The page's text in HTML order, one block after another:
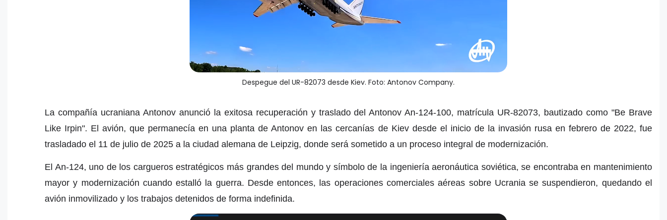
Despegue del UR-82073 desde Kiev. Foto: Antonov Company.
La compañía ucraniana Antonov anunció la exitosa recuperación y traslado del Antonov An-124-100, matrícula UR-82073, bautizado como "Be Brave
Like Irpin". El avión, que permanecía en una planta de Antonov en las cercanías de Kiev desde el inicio de la invasión rusa en febrero de 2022, fue
trasladado el 11 de julio de 2025 a la ciudad alemana de Leipzig, donde será sometido a un proceso integral de modernización.
El An-124, uno de los cargueros estratégicos más grandes del mundo y símbolo de la ingeniería aeronáutica soviética, se encontraba en mantenimiento
mayor y modernización cuando estalló la guerra. Desde entonces, las operaciones comerciales aéreas sobre Ucrania se suspendieron, quedando el
avión inmovilizado y los trabajos detenidos de forma indefinida.